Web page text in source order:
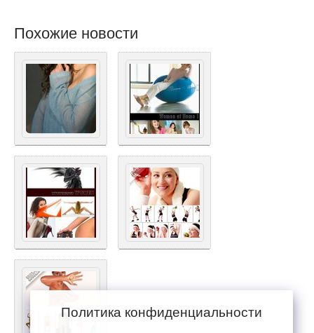
Похожие новости
Политика конфиденциальности